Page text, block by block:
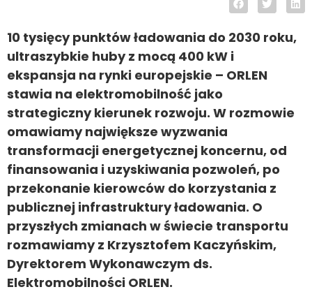
10 tysięcy punktów ładowania do 2030 roku,
ultraszybkie huby z mocą 400 kW i
ekspansja na rynki europejskie – ORLEN
stawia na elektromobilność jako
strategiczny kierunek rozwoju. W rozmowie
omawiamy największe wyzwania
transformacji energetycznej koncernu, od
finansowania i uzyskiwania pozwoleń, po
przekonanie kierowców do korzystania z
publicznej infrastruktury ładowania. O
przyszłych zmianach w świecie transportu
rozmawiamy z Krzysztofem Kaczyńskim,
Dyrektorem Wykonawczym ds.
Elektromobilności ORLEN.